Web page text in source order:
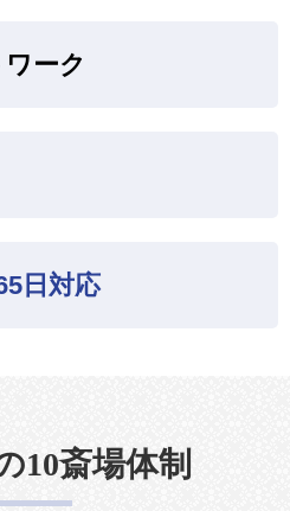
ーク
日対応
10斎場体制